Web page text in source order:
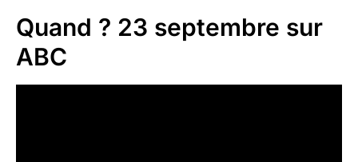
Quand ? 23 septembre sur
ABC